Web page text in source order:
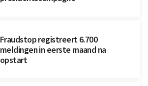
Fraudstop registreert 6.700
meldingen in eerste maand na
opstart